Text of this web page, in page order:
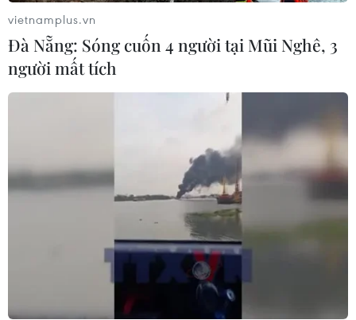
vietnamplus.vn
Đà Nẵng: Sóng cuốn 4 người tại Mũi Nghê, 3
người mất tích